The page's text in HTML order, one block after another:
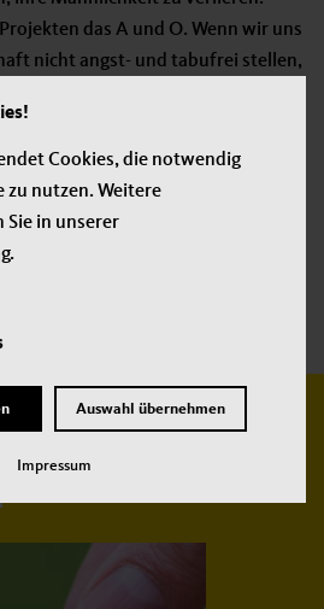
das A und O. Wenn wir uns
nicht angst- und tabufrei stellen,
unseren Gastautor:
Cookies, die notwendig
zu nutzen. Weitere
in unserer
.
Auswahl übernehmen
Impressum